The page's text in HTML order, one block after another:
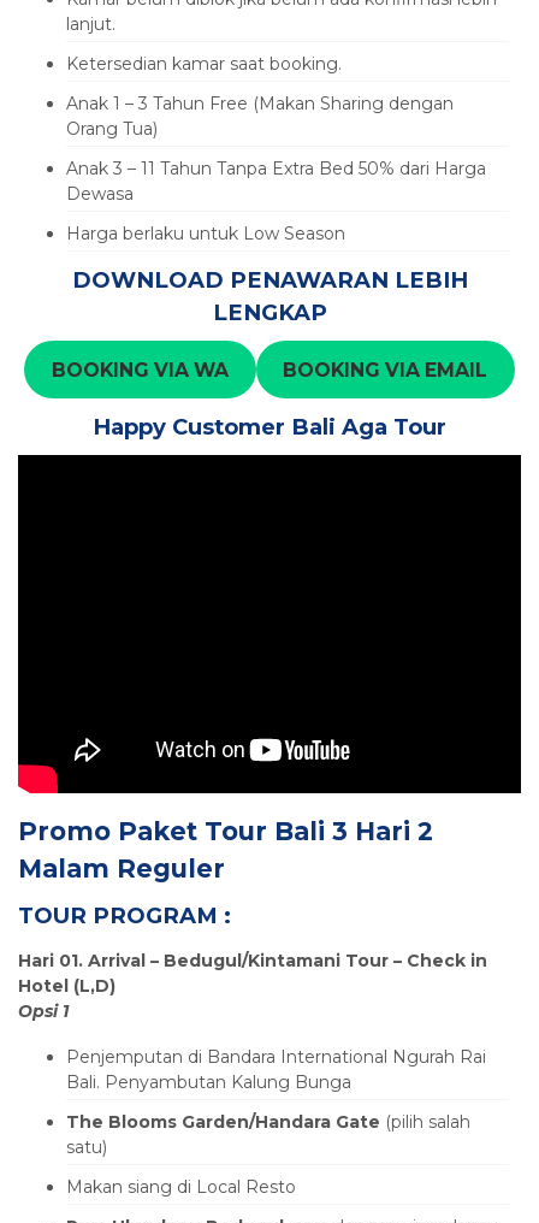
lanjut.
Ketersedian kamar saat booking.
Anak 1 – 3 Tahun Free (Makan Sharing dengan
Orang Tua)
Anak 3 – 11 Tahun Tanpa Extra Bed 50% dari Harga
Dewasa
Harga berlaku untuk Low Season
DOWNLOAD PENAWARAN LEBIH
LENGKAP
BOOKING VIA WA BOOKING VIA EMAIL
Happy Customer Bali Aga Tour
Promo Paket Tour Bali 3 Hari 2
Malam Reguler
TOUR PROGRAM :
Hari 01. Arrival – Bedugul/Kintamani Tour – Check in
Hotel (L,D)
Opsi 1
Penjemputan di Bandara International Ngurah Rai
Bali. Penyambutan Kalung Bunga
The Blooms Garden/Handara Gate (pilih salah
satu)
Makan siang di Local Resto